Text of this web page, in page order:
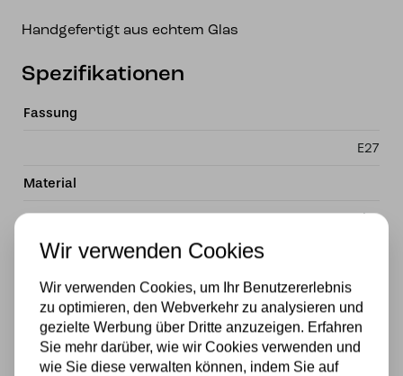
Handgefertigt aus echtem Glas
Spezifikationen
Fassung
E27
Material
Glas
Stromversorgung
230v
Lichtquelle
Wir verwenden Cookies
Wir verwenden Cookies, um Ihr Benutzererlebnis
zu optimieren, den Webverkehr zu analysieren und
gezielte Werbung über Dritte anzuzeigen. Erfahren
Sie mehr darüber, wie wir Cookies verwenden und
wie Sie diese verwalten können, indem Sie auf